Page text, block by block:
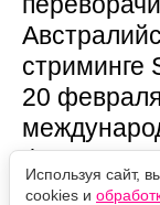
стриминге
20
финал
смысла
Используя сайт,
cookies и